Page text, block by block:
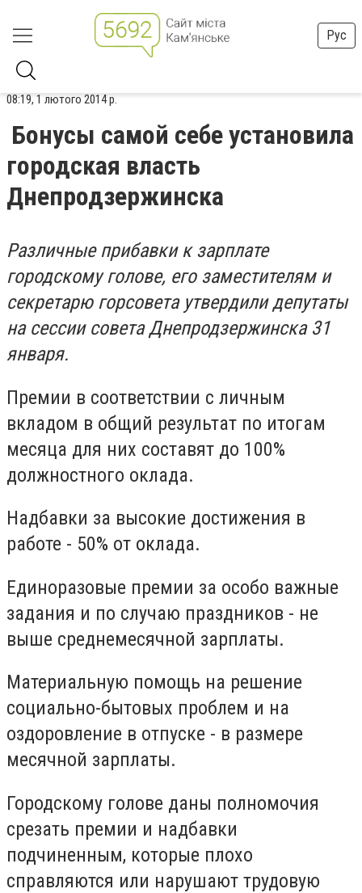
Рус
08:19, 1 лютого 2014 р.
Бонусы самой себе установила
городская власть
Днепродзержинска
Различные прибавки к зарплате
городскому голове, его заместителям и
секретарю горсовета утвердили депутаты
на сессии совета Днепродзержинска 31
января.
Премии в соответствии с личным
вкладом в общий результат по итогам
месяца для них составят до 100%
должностного оклада.
Надбавки за высокие достижения в
работе - 50% от оклада.
Единоразовые премии за особо важные
задания и по случаю праздников - не
выше среднемесячной зарплаты.
Материальную помощь на решение
социально-бытовых проблем и на
оздоровление в отпуске - в размере
месячной зарплаты.
Городскому голове даны полномочия
срезать премии и надбавки
подчиненным, которые плохо
справляются или нарушают трудовую